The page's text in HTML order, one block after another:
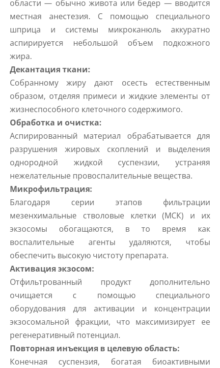
области — обычно живота или бедер — вводится
местная анестезия. С помощью специального
шприца и системы микроканюль аккуратно
аспирируется небольшой объем подкожного
жира.
Декантация ткани:
Собранному жиру дают осесть естественным
образом, отделяя примеси и жидкие элементы от
жизнеспособного клеточного содержимого.
Обработка и очистка:
Аспирированный материал обрабатывается для
разрушения жировых скоплений и выделения
однородной жидкой суспензии, устраняя
нежелательные провоспалительные вещества.
Микрофильтрация:
Благодаря серии этапов фильтрации
мезенхимальные стволовые клетки (МСК) и их
экзосомы обогащаются, в то время как
воспалительные агенты удаляются, чтобы
обеспечить высокую чистоту препарата.
Активация экзосом:
Отфильтрованный продукт дополнительно
очищается с помощью специального
оборудования для активации и концентрации
экзосомальной фракции, что максимизирует ее
регенеративный потенциал.
Повторная инъекция в целевую область:
Конечная суспензия, богатая биоактивными